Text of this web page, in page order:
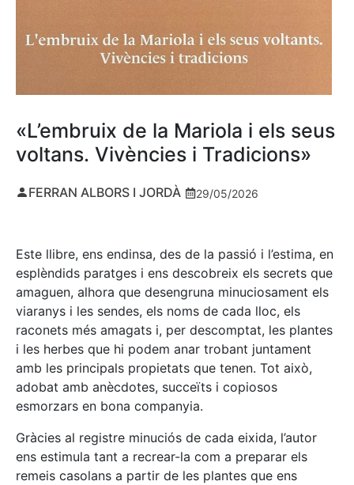
«L’embruix de la Mariola i els seus
voltans. Vivències i Tradicions»
FERRAN ALBORS I JORDÀ 29/05/2026
Este llibre, ens endinsa, des de la passió i l’estima, en
esplèndids paratges i ens descobreix els secrets que
amaguen, alhora que desengruna minuciosament els
viaranys i les sendes, els noms de cada lloc, els
raconets més amagats i, per descomptat, les plantes
i les herbes que hi podem anar trobant juntament
amb les principals propietats que tenen. Tot això,
adobat amb anècdotes, succeïts i copiosos
esmorzars en bona companyia.
Gràcies al registre minuciós de cada eixida, l’autor
ens estimula tant a recrear-la com a preparar els
remeis casolans a partir de les plantes que ens